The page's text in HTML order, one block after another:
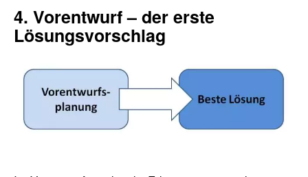
4. Vorentwurf – der erste
Lösungsvorschlag